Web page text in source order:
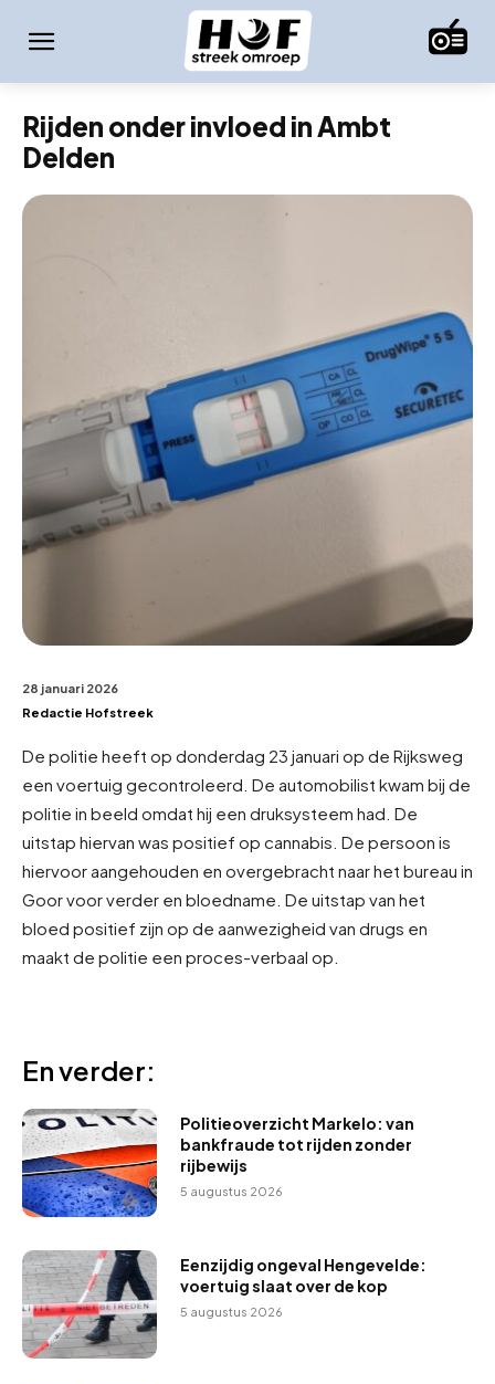
Rijden onder invloed in Ambt
Delden
28 januari 2026
Redactie Hofstreek
De politie heeft op donderdag 23 januari op de Rijksweg
een voertuig gecontroleerd. De automobilist kwam bij de
politie in beeld omdat hij een druksysteem had. De
uitstap hiervan was positief op cannabis. De persoon is
hiervoor aangehouden en overgebracht naar het bureau in
Goor voor verder en bloedname. De uitstap van het
bloed positief zijn op de aanwezigheid van drugs en
maakt de politie een proces-verbaal op.
En verder:
Politieoverzicht Markelo: van
bankfraude tot rijden zonder
rijbewijs
5 augustus 2026
Eenzijdig ongeval Hengevelde:
voertuig slaat over de kop
5 augustus 2026